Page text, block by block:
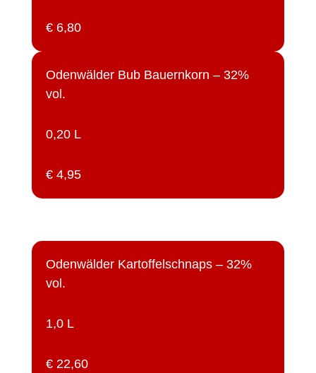
€ 6,80
Odenwälder Bub Bauernkorn – 32%
vol.
0,20 L
€ 4,95
Odenwälder Kartoffelschnaps – 32%
vol.
1,0 L
€ 22,60